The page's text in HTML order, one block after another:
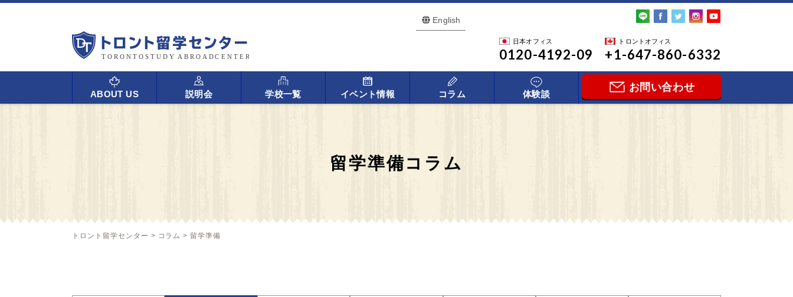
English
日本オフィス
0120-4192-09
トロントオフィス
+1-647-860-6332
ABOUT US 説明会 学校一覧 イベント情報 コラム 体験談
お問い合わせ
留学準備コラム
トロント留学センター > コラム > 留学準備